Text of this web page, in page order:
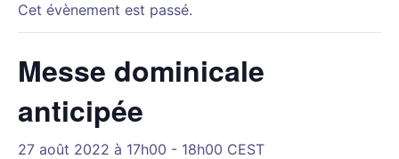
Cet évènement est passé.
Messe dominicale
anticipée
27 août 2022 à 17h00 - 18h00 CEST